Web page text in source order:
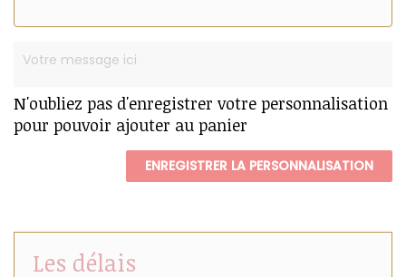
N'oubliez pas d'enregistrer votre personnalisation
pour pouvoir ajouter au panier
ENREGISTRER LA PERSONNALISATION
Les délais